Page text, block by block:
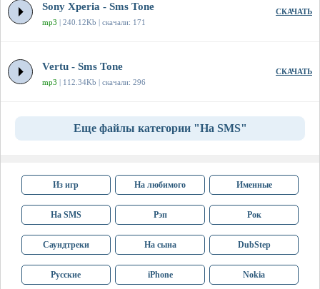
Sony Xperia - Sms Tone
mp3 | 240.12Kb | скачали: 171
СКАЧАТЬ
Vertu - Sms Tone
mp3 | 112.34Kb | скачали: 296
СКАЧАТЬ
Еще файлы категории "На SMS"
Из игр На любимого Именные
На SMS Рэп Рок
Саундтреки На сына DubStep
Русские iPhone Nokia